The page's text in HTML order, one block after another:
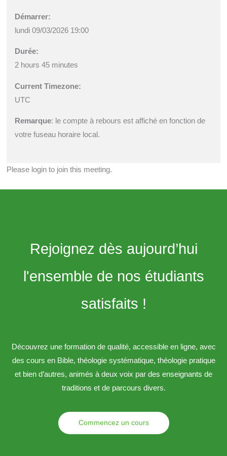
Démarrer:
lundi 09/03/2026 19:00
Durée:
2 hours 45 minutes
Current Timezone:
UTC
Remarque: le compte à rebours est affiché en fonction de
votre fuseau horaire local.
Please login to join this meeting.
Rejoignez dès aujourd’hui
l'ensemble de nos étudiants
satisfaits !
Découvrez une formation de qualité, accessible en ligne, avec
des cours en Bible, théologie systématique, théologie pratique
et bien d’autres, animés à deux voix par des enseignants de
traditions et de parcours divers.
Commencez un cours